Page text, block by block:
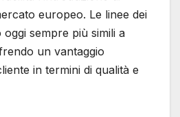
europeo. Le linee dei
sempre più simili a
un vantaggio
in termini di qualità e